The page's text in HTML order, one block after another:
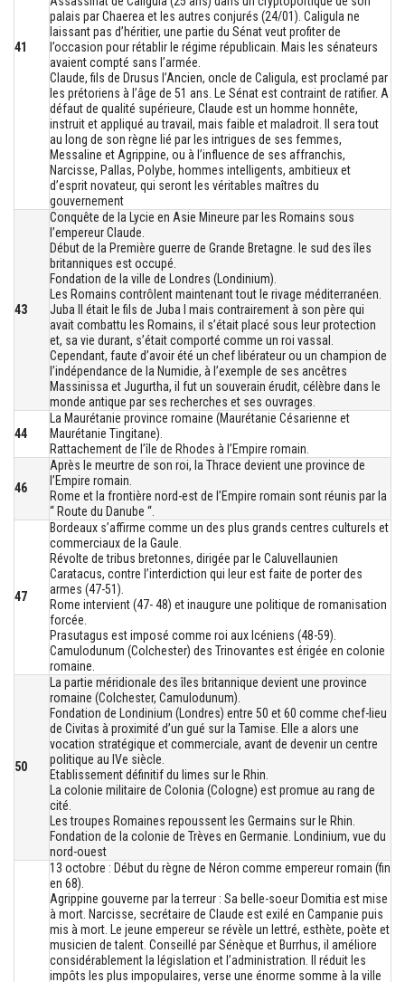
41
palais par Chaerea et les autres conjurés (24/01). Caligula ne
laissant pas d’héritier, une partie du Sénat veut profiter de
l’occasion pour rétablir le régime républicain. Mais les sénateurs
avaient compté sans l’armée.
Claude, fils de Drusus l’Ancien, oncle de Caligula, est proclamé par
les prétoriens à l’âge de 51 ans. Le Sénat est contraint de ratifier. A
défaut de qualité supérieure, Claude est un homme honnête,
instruit et appliqué au travail, mais faible et maladroit. Il sera tout
au long de son règne lié par les intrigues de ses femmes,
Messaline et Agrippine, ou à l’influence de ses affranchis,
Narcisse, Pallas, Polybe, hommes intelligents, ambitieux et
d’esprit novateur, qui seront les véritables maîtres du
gouvernement
43
Conquête de la Lycie en Asie Mineure par les Romains sous
l’empereur Claude.
Début de la Première guerre de Grande Bretagne. le sud des îles
britanniques est occupé.
Fondation de la ville de Londres (Londinium).
Les Romains contrôlent maintenant tout le rivage méditerranéen.
Juba II était le fils de Juba I mais contrairement à son père qui
avait combattu les Romains, il s’était placé sous leur protection
et, sa vie durant, s’était comporté comme un roi vassal.
Cependant, faute d’avoir été un chef libérateur ou un champion de
l’indépendance de la Numidie, à l’exemple de ses ancêtres
Massinissa et Jugurtha, il fut un souverain érudit, célèbre dans le
monde antique par ses recherches et ses ouvrages.
44
La Maurétanie province romaine (Maurétanie Césarienne et
Maurétanie Tingitane).
Rattachement de l’île de Rhodes à l’Empire romain.
46
Après le meurtre de son roi, la Thrace devient une province de
l’Empire romain.
Rome et la frontière nord-est de l’Empire romain sont réunis par la
“ Route du Danube “.
47
Bordeaux s’affirme comme un des plus grands centres culturels et
commerciaux de la Gaule.
Révolte de tribus bretonnes, dirigée par le Caluvellaunien
Caratacus, contre l’interdiction qui leur est faite de porter des
armes (47-51).
Rome intervient (47- 48) et inaugure une politique de romanisation
forcée.
Prasutagus est imposé comme roi aux Icéniens (48-59).
Camulodunum (Colchester) des Trinovantes est érigée en colonie
romaine.
50
La partie méridionale des îles britannique devient une province
romaine (Colchester, Camulodunum).
Fondation de Londinium (Londres) entre 50 et 60 comme chef-lieu
de Civitas à proximité d’un gué sur la Tamise. Elle a alors une
vocation stratégique et commerciale, avant de devenir un centre
politique au IVe siècle.
Etablissement définitif du limes sur le Rhin.
La colonie militaire de Colonia (Cologne) est promue au rang de
cité.
Les troupes Romaines repoussent les Germains sur le Rhin.
Fondation de la colonie de Trèves en Germanie. Londinium, vue du
nord-ouest
13 octobre : Début du règne de Néron comme empereur romain (fin
en 68).
Agrippine gouverne par la terreur : Sa belle-soeur Domitia est mise
à mort. Narcisse, secrétaire de Claude est exilé en Campanie puis
mis à mort. Le jeune empereur se révèle un lettré, esthète, poète et
musicien de talent. Conseillé par Sénèque et Burrhus, il améliore
considérablement la législation et l’administration. Il réduit les
impôts les plus impopulaires, verse une énorme somme à la ville